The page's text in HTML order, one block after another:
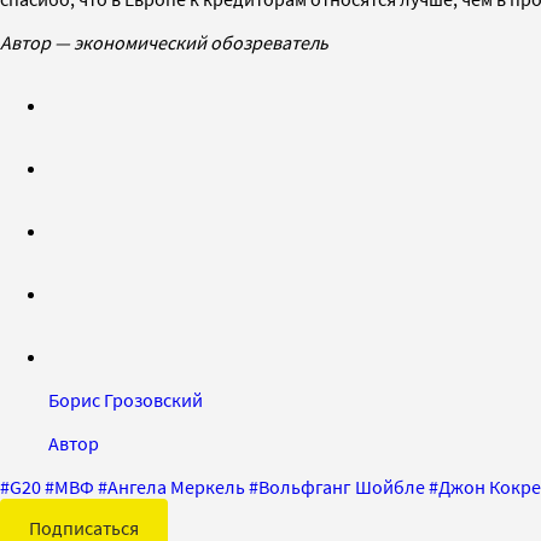
Автор — экономический обозреватель
Борис Грозовский
Автор
#G20#МВФ #Ангела Меркель#Вольфганг Шойбле#Джон
Подписаться